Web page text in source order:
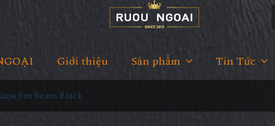
Giới thiệu Sản phẩm Tin Tức
Jim Beam Black